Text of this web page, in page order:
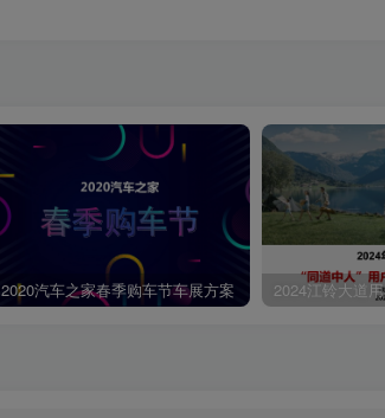
2020汽车之家春季购车节车展方案 2024江铃大道